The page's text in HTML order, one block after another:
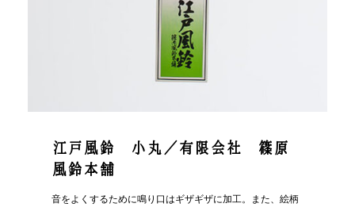
江戸風鈴 小丸／有限会社 篠原
風鈴本舗
音をよくするために鳴り口はギザギザに加工。また、絵柄